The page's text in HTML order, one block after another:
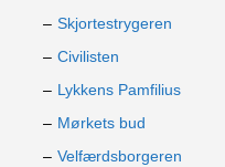
Skjortestrygeren
Civilisten
Lykkens Pamfilius
Mørkets bud
Velfærdsborgeren